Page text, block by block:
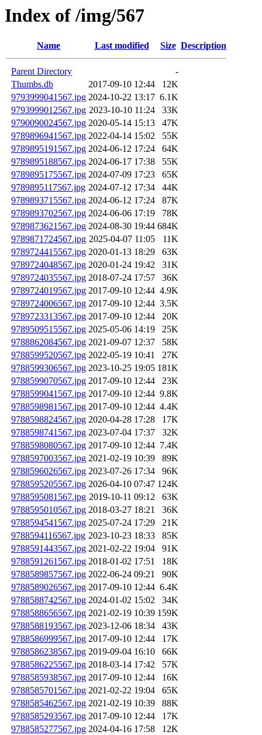
Index of /img/567
Name Last modified Size Description
Parent Directory
-
Thumbs.db
2017-09-10 12:44
12K
9793999041567.jpg 2024-10-22 13:17 6.1K
9793999012567.jpg 2023-10-10 11:24
33K
9790090024567.jpg 2020-05-14 15:13
47K
9789896941567.jpg 2022-04-14 15:02
55K
9789895191567.jpg 2024-06-12 17:24
64K
9789895188567.jpg 2024-06-17 17:38
55K
9789895175567.jpg 2024-07-09 17:23
65K
9789895117567.jpg 2024-07-12 17:34
44K
9789893715567.jpg 2024-06-12 17:24
87K
9789893702567.jpg 2024-06-06 17:19
78K
9789873621567.jpg 2024-08-30 19:44 684K
9789871724567.jpg 2025-04-07 11:05
11K
9789724415567.jpg 2020-01-13 18:29
63K
9789724048567.jpg 2020-01-24 19:42
31K
9789724035567.jpg 2018-07-24 17:57
36K
9789724019567.jpg 2017-09-10 12:44 4.9K
9789724006567.jpg 2017-09-10 12:44 3.5K
9789723313567.jpg 2017-09-10 12:44
20K
9789509515567.jpg 2025-05-06 14:19
25K
9788862084567.jpg 2021-09-07 12:37
58K
9788599520567.jpg 2022-05-19 10:41
27K
9788599306567.jpg 2023-10-25 19:05 181K
9788599070567.jpg 2017-09-10 12:44
23K
9788599041567.jpg 2017-09-10 12:44 9.8K
9788598981567.jpg 2017-09-10 12:44 4.4K
9788598824567.jpg 2020-04-28 17:28
17K
9788598741567.jpg 2023-07-04 17:37
32K
9788598080567.jpg 2017-09-10 12:44 7.4K
9788597003567.jpg 2021-02-19 10:39
89K
9788596026567.jpg 2023-07-26 17:34
96K
9788595205567.jpg 2026-04-10 07:47 124K
9788595081567.jpg 2019-10-11 09:12
63K
9788595010567.jpg 2018-03-27 18:21
36K
9788594541567.jpg 2025-07-24 17:29
21K
9788594116567.jpg 2023-10-23 18:33
85K
9788591443567.jpg 2021-02-22 19:04
91K
9788591261567.jpg 2018-01-02 17:51
18K
9788589857567.jpg 2022-06-24 09:21
90K
9788589026567.jpg 2017-09-10 12:44 6.4K
9788588742567.jpg 2024-01-02 15:02
34K
9788588656567.jpg 2021-02-19 10:39 159K
9788588193567.jpg 2023-12-06 18:34
43K
9788586999567.jpg 2017-09-10 12:44
17K
9788586238567.jpg 2019-09-04 16:10
66K
9788586225567.jpg 2018-03-14 17:42
57K
9788585938567.jpg 2017-09-10 12:44
16K
9788585701567.jpg 2021-02-22 19:04
65K
9788585462567.jpg 2021-02-19 10:39
88K
9788585293567.jpg 2017-09-10 12:44
17K
9788585277567.jpg 2024-04-16 17:58
12K